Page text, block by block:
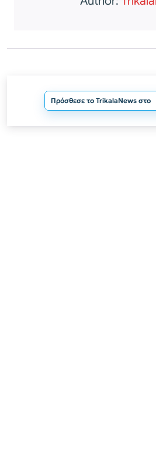
Πρόσθεσε το TrikalaNews στο